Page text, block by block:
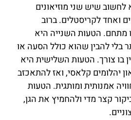
שיש שני מוזיאונים
ואחד לקריסטלים. ברוב
מתחם. הטעות השנייה היא
בלי להבין שהוא כולל הסעה או
בו צורך. הטעות השלישית היא
יהלומים קלאסי, ואז להתאכזב
אמנותית ומותגית. הטעות
קצר מדי ולהחמיץ את הגן,